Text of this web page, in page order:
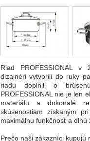
Riad PROFESSIONAL v
dizajnéri vytvorili do ruky
riadu doplnili o
PROFESSIONAL nie je len
materiálu a dokonalé
skúsenostiam získaným
maximálnu funkčnosť a dlhú
Prečo naši zákazníci kupujú